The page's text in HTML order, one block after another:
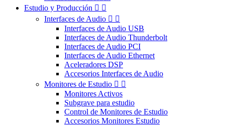
Estudio y Producción  
Interfaces de Audio  
Interfaces de Audio USB
Interfaces de Audio Thunderbolt
Interfaces de Audio PCI
Interfaces de Audio Ethernet
Aceleradores DSP
Accesorios Interfaces de Audio
Monitores de Estudio  
Monitores Activos
Subgrave para estudio
Control de Monitores de Estudio
Accesorios Monitores Estudio